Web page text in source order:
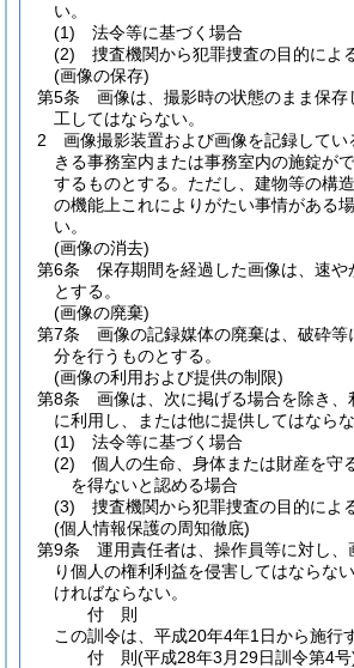
い。
(1)
法令等に基づく場合
(2)
捜査機関から犯罪捜査の目的によ
(画像の保存)
第5条
画像は、撮影時の状態のまま保存
工してはならない。
2
画像撮影装置および画像を記録して
きる事務室内または事務室内の施錠が
するものとする。 ただし、建物等の構
の機能上これによりがたい事情がある
い。
(画像の消去)
第6条
保存期間を経過した画像は、速
とする。
(画像の廃棄)
第7条
画像の記録媒体の廃棄は、破砕
分を行うものとする。
(画像の利用および提供の制限)
第8条
画像は、次に掲げる場合を除き、
に利用し、または他に提供してはならな
(1)
法令等に基づく場合
(2)
個人の生命、身体または財産を守
を得ないと認める場合
(3)
捜査機関から犯罪捜査の目的によ
(個人情報保護の周知徹底)
第9条
運用責任者は、操作員等に対し、
り個人の権利利益を侵害してはならな
ければならない。
付 則
この訓令は、平成20年4年1日から施行
付 則(平成28年3月29日訓令第4号